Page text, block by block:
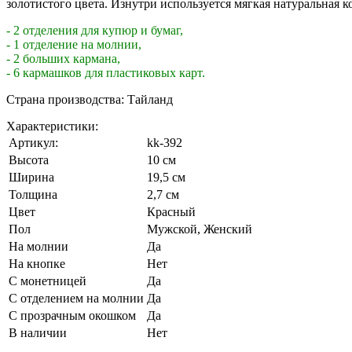
золотистого цвета. Изнутри используется мягкая натуральная
- 2 отделения для купюр и бумаг,
- 1 отделение на молнии,
- 2 больших кармана,
- 6 кармашков для пластиковых карт.
Страна производства: Тайланд
Характеристики:
Артикул:
kk-392
Высота
10 см
Ширина
19,5 см
Толщина
2,7 см
Цвет
Красный
Пол
Мужской, Женский
На молнии
Да
На кнопке
Нет
С монетницей
Да
С отделением на молнии Да
С прозрачным окошком
Да
В наличии
Нет